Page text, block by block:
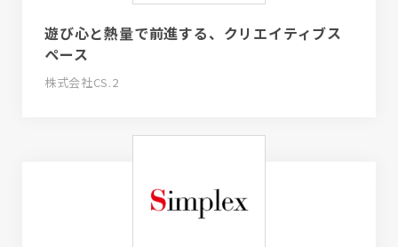
遊び心と熱量で前進する、クリエイティブス
ペース
株式会社CS.2